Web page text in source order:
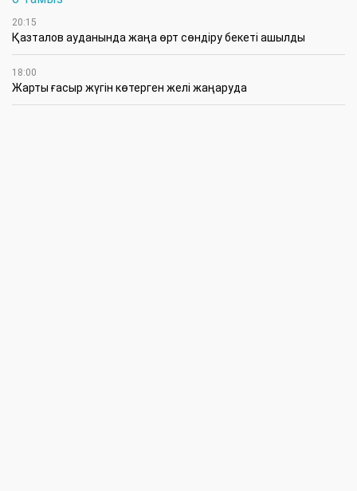
20:15
Қазталов ауданында жаңа өрт сөндіру бекеті ашылды
18:00
Жарты ғасыр жүгін көтерген желі жаңаруда